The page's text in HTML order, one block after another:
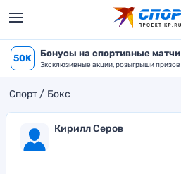
50K Бонусы на спортивные матчи
Эксклюзивные акции, розыгрыши призов
Спорт Бокс
Кирилл Серов